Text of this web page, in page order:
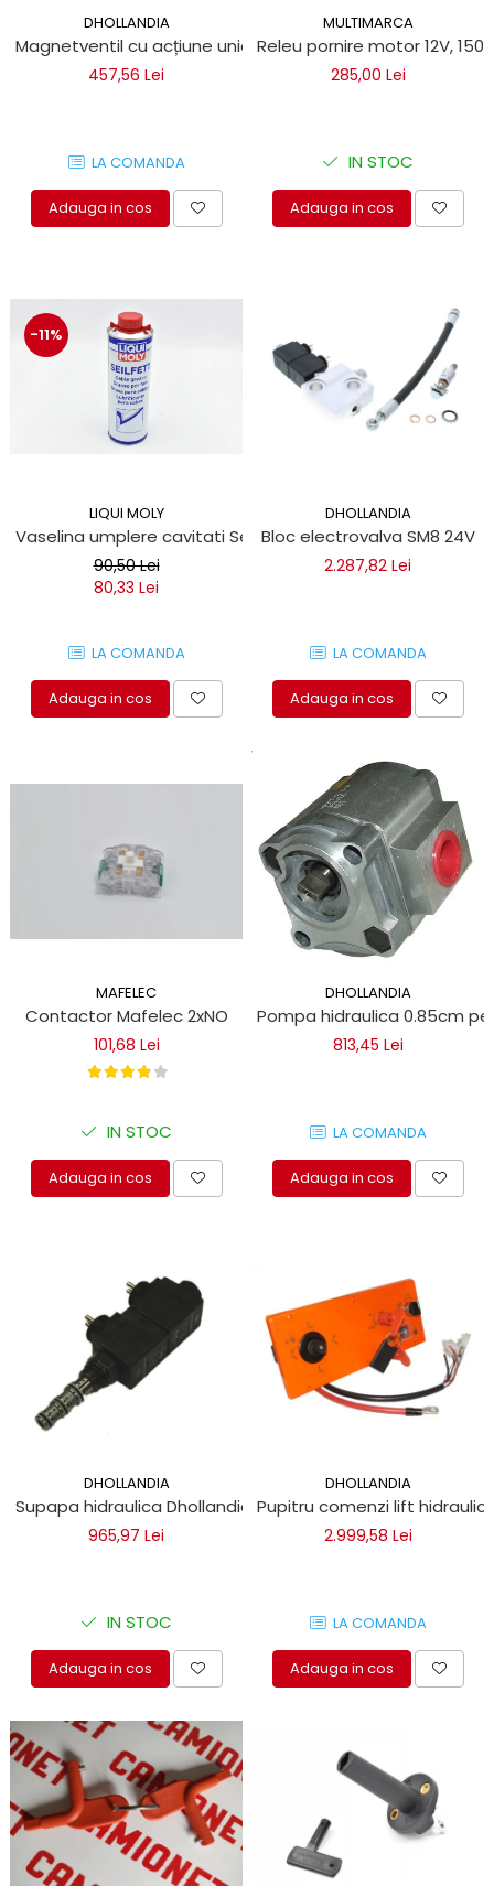
DHOLLANDIA
Magnetventil cu acțiune unică 12V 12,7x3/4 UNF pentru
457,56 Lei
LA COMANDA
Adauga in cos
MULTIMARCA
Releu pornire motor 12V, 150A
285,00 Lei
IN STOC
Adauga in cos
-11%
LIQUI MOLY
Vaselina umplere cavitati Seilfett 1 Litru
90,50 Lei
80,33 Lei
LA COMANDA
Adauga in cos
DHOLLANDIA
Bloc electrovalva SM8 24V
2.287,82 Lei
LA COMANDA
Adauga in cos
MAFELEC
Contactor Mafelec 2xNO
101,68 Lei
IN STOC
Adauga in cos
DHOLLANDIA
Pompa hidraulica 0.85cm
813,45 Lei
LA COMANDA
Adauga in cos
DHOLLANDIA
Supapa hidraulica Dhollandia V083
965,97 Lei
IN STOC
Adauga in cos
DHOLLANDIA
Pupitru comenzi lift
2.999,58 Lei
LA COMANDA
Adauga in cos